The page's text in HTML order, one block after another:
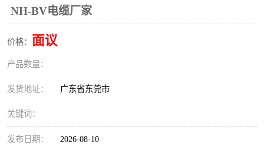
NH-BV电缆厂家
价格： 面议
产品数量：
发货地址： 广东省东莞市
关键词：
发布日期： 2026-08-10